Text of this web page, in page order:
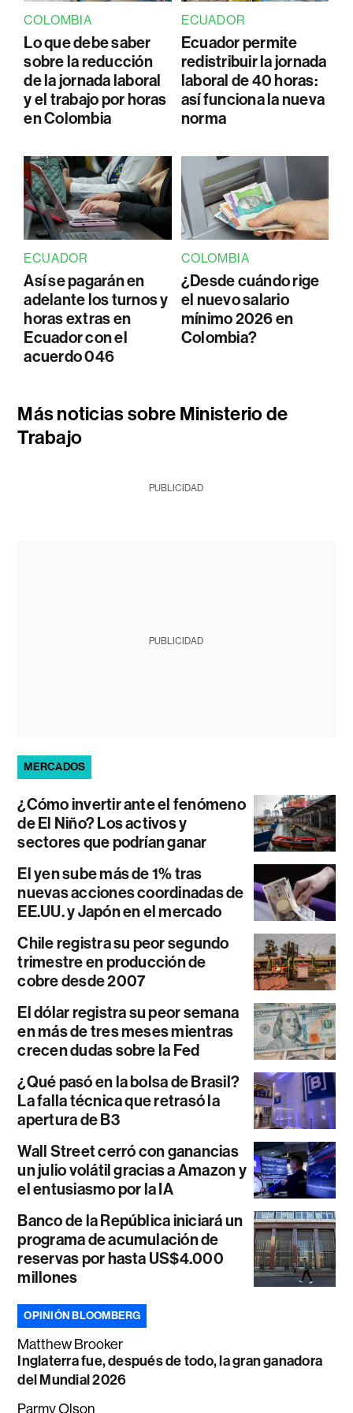
COLOMBIA
Lo que debe saber
sobre la reducción
de la jornada laboral
y el trabajo por horas
en Colombia
ECUADOR
Ecuador permite
redistribuir la jornada
laboral de 40 horas:
así funciona la nueva
norma
ECUADOR
Así se pagarán en
adelante los turnos y
horas extras en
Ecuador con el
acuerdo 046
COLOMBIA
¿Desde cuándo rige
el nuevo salario
mínimo 2026 en
Colombia?
Más noticias sobre Ministerio de
Trabajo
PUBLICIDAD
PUBLICIDAD
MERCADOS
¿Cómo invertir ante el fenómeno
de El Niño? Los activos y
sectores que podrían ganar
El yen sube más de 1% tras
nuevas acciones coordinadas de
EE.UU. y Japón en el mercado
Chile registra su peor segundo
trimestre en producción de
cobre desde 2007
El dólar registra su peor semana
en más de tres meses mientras
crecen dudas sobre la Fed
¿Qué pasó en la bolsa de Brasil?
La falla técnica que retrasó la
apertura de B3
Wall Street cerró con ganancias
un julio volátil gracias a Amazon y
el entusiasmo por la IA
Banco de la República iniciará un
programa de acumulación de
reservas por hasta US$4.000
millones
OPINIÓN BLOOMBERG
Matthew Brooker
Inglaterra fue, después de todo, la gran ganadora
del Mundial 2026
Parmy Olson